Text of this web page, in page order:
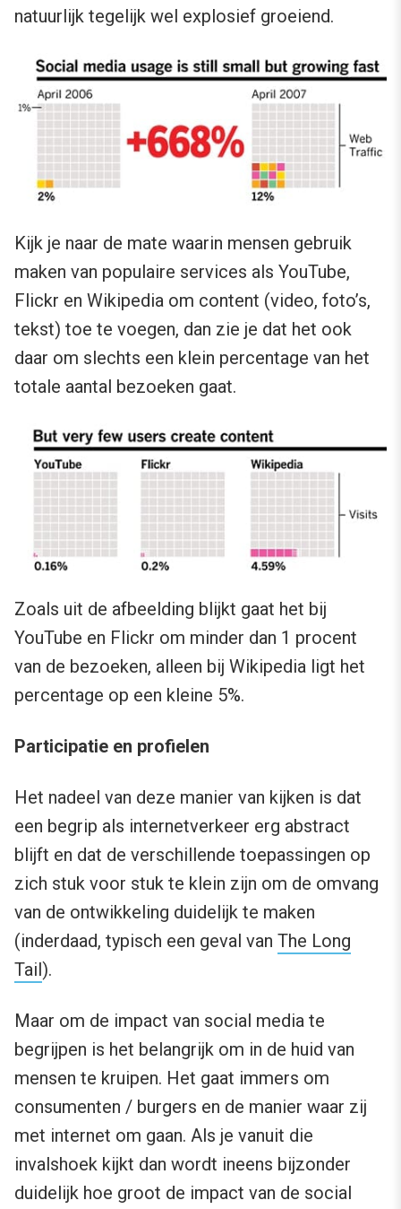
natuurlijk tegelijk wel explosief groeiend.
Kijk je naar de mate waarin mensen gebruik
maken van populaire services als YouTube,
Flickr en Wikipedia om content (video, foto’s,
tekst) toe te voegen, dan zie je dat het ook
daar om slechts een klein percentage van het
totale aantal bezoeken gaat.
Zoals uit de afbeelding blijkt gaat het bij
YouTube en Flickr om minder dan 1 procent
van de bezoeken, alleen bij Wikipedia ligt het
percentage op een kleine 5%.
Participatie en profielen
Het nadeel van deze manier van kijken is dat
een begrip als internetverkeer erg abstract
blijft en dat de verschillende toepassingen op
zich stuk voor stuk te klein zijn om de omvang
van de ontwikkeling duidelijk te maken
(inderdaad, typisch een geval van The Long
Tail).
Maar om de impact van social media te
begrijpen is het belangrijk om in de huid van
mensen te kruipen. Het gaat immers om
consumenten / burgers en de manier waar zij
met internet om gaan. Als je vanuit die
invalshoek kijkt dan wordt ineens bijzonder
duidelijk hoe groot de impact van de social